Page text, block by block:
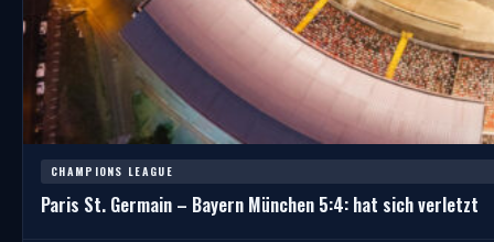
CHAMPIONS LEAGUE
Paris St. Germain – Bayern München 5:4: hat sich verletzt